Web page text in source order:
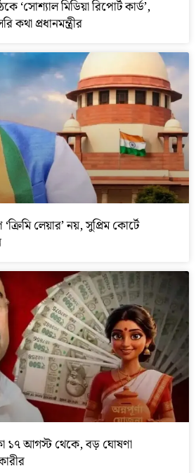
‘সোশ্যাল মিডিয়া রিপোর্ট কার্ড’,
কথা প্রধানমন্ত্রীর
লেয়ার’ নয়, সুপ্রিম কোর্টে
১৭ আগস্ট থেকে, বড় ঘোষণা